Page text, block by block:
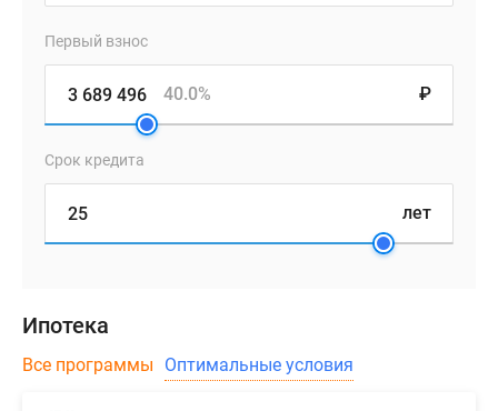
Первый взнос
₽
40.0%
Срок кредита
лет
Ипотека
Все программы Оптимальные условия